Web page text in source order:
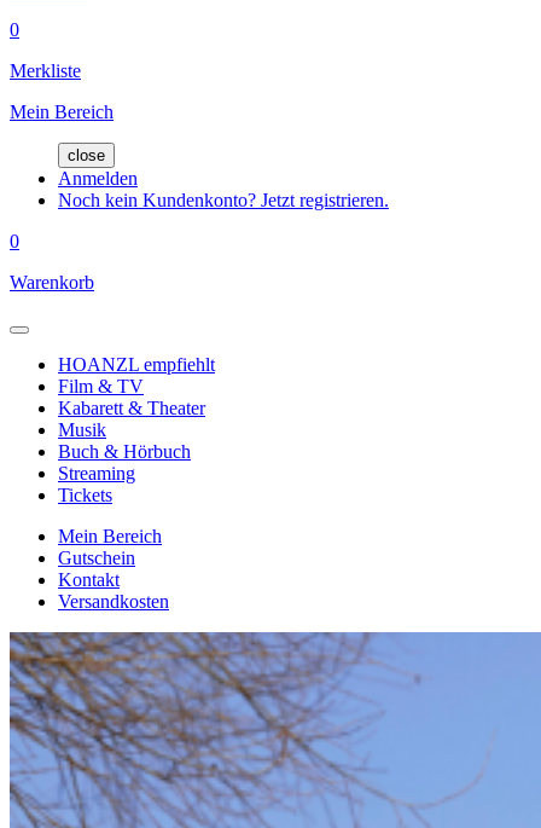
0
Merkliste
Mein Bereich
close
Anmelden
Noch kein Kundenkonto? Jetzt registrieren.
0
Warenkorb
HOANZL empfiehlt
Film & TV
Kabarett & Theater
Musik
Buch & Hörbuch
Streaming
Tickets
Mein Bereich
Gutschein
Kontakt
Versandkosten